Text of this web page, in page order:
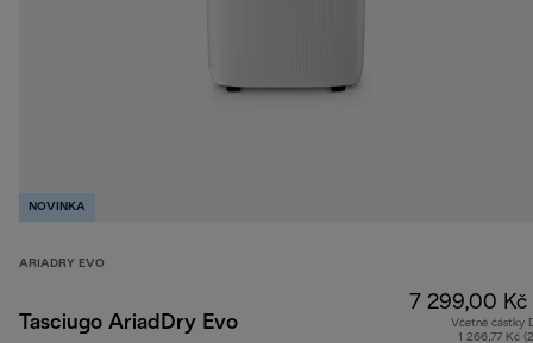
NOVINKA
ARIADRY EVO
Tasciugo AriadDry Evo
7 299,00 Kč
Včetně částky
1 266,77 Kč